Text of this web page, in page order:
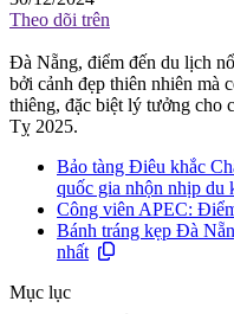
Theo dõi trên
Đà Nẵng, điểm đến du lịch
bởi cảnh đẹp thiên nhiên mà
thiêng, đặc biệt lý tưởng cho
Tỵ 2025.
Bảo tàng Điêu khắc
quốc gia nhộn nhịp du
Công viên APEC:
Bánh tráng kẹp Đà
nhất
Mục lục